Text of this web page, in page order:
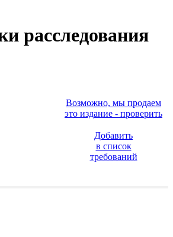
расследования
Возможно, мы продаем
это издание - проверить
Добавить
в список
требований